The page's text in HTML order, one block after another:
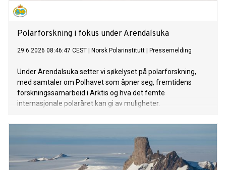
Polarforskning i fokus under Arendalsuka
29.6.2026 08:46:47 CEST Norsk Polarinstitutt Pressemelding
Under Arendalsuka setter vi søkelyset på polarforskning,
med samtaler om Polhavet som åpner seg, fremtidens
forskningssamarbeid i Arktis og hva det femte
internasjonale polaråret kan gi av muligheter.